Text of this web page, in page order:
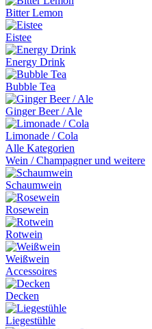
Bitter Lemon
Eistee
Energy Drink
Bubble Tea
Ginger Beer / Ale
Limonade / Cola
Alle Kategorien
Wein / Champagner und weitere
Schaumwein
Rosewein
Rotwein
Weißwein
Accessoires
Decken
Liegestühle